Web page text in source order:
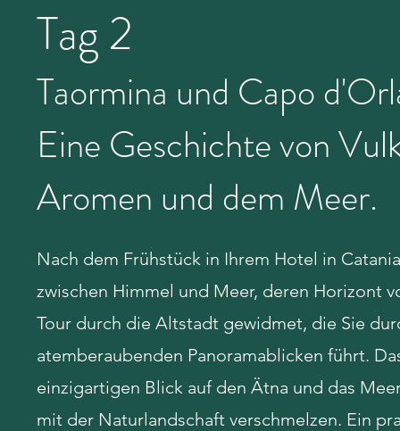
Tag 2
Taormina und Capo
Eine Geschichte von
Aromen und dem Meer.
Nach dem Frühstück in Ihrem Hotel in
zwischen Himmel und Meer, deren Horizont
Tour durch die Altstadt gewidmet, die Sie
atemberaubenden Panoramablicken führt.
einzigartigen Blick auf den Ätna und das
mit der Naturlandschaft verschmelzen. Ein